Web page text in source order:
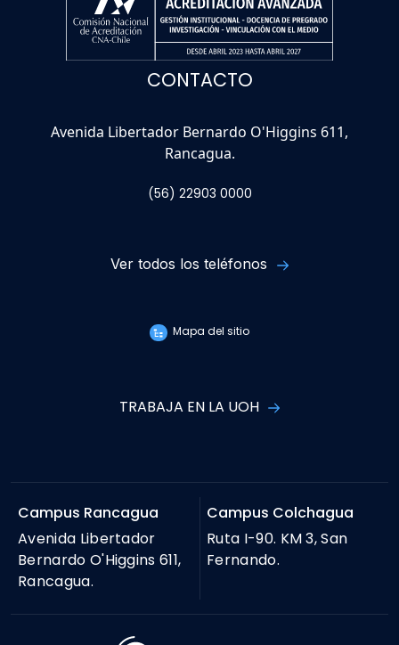
CONTACTO
Avenida Libertador Bernardo O'Higgins 611,
Rancagua.
(56) 22903 0000
Ver todos los teléfonos
Mapa del sitio
TRABAJA EN LA UOH
Campus Rancagua
Avenida Libertador
Bernardo O'Higgins 611,
Rancagua.
Campus Colchagua
Ruta I-90. KM 3, San
Fernando.